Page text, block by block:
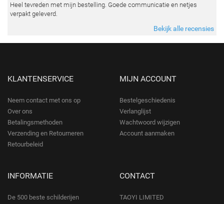
Heel tevreden met mijn bestelling. Goede communicatie en netjes
verpakt geleverd.
Bekijk alle recensies
KLANTENSERVICE
Neem contact met ons op
Over ons
Betalingsmethoden
Verzending en Retourneren
Retourbeleid
MIJN ACCOUNT
Bestelgeschiedenis
Verlanglijst
Wachtwoord wijzigen
Account aanmaken
INFORMATIE
De 500 beste schilderijen
CONTACT
TAOYI LIMITED